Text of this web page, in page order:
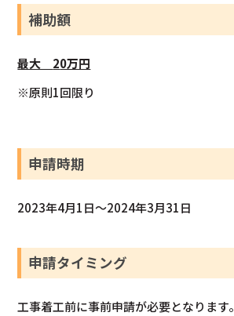
補助額
最大 20万円
※原則1回限り
申請時期
2023年4月1日～2024年3月31日
申請タイミング
工事着工前に事前申請が必要となります。